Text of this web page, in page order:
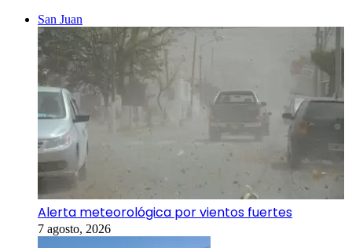
San Juan
Alerta meteorológica por vientos fuertes
7 agosto, 2026